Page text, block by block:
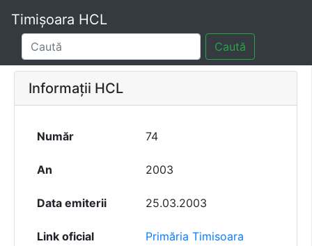
Timișoara HCL
Caută
Informații HCL
Număr 74
An 2003
Data emiterii 25.03.2003
Link oficial Primăria Timisoara